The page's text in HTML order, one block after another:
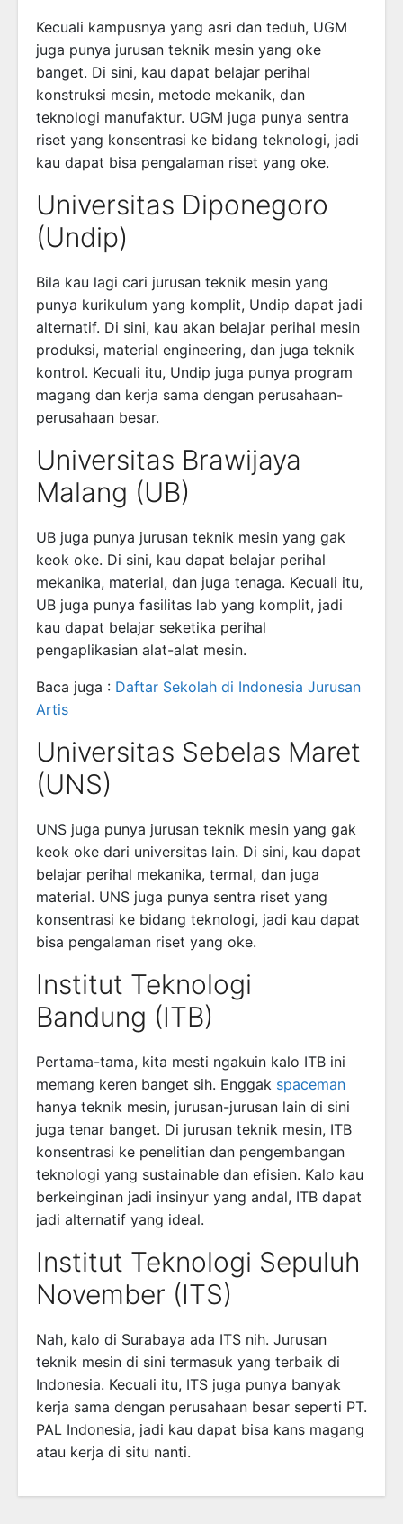
Kecuali kampusnya yang asri dan teduh, UGM
juga punya jurusan teknik mesin yang oke
banget. Di sini, kau dapat belajar perihal
konstruksi mesin, metode mekanik, dan
teknologi manufaktur. UGM juga punya sentra
riset yang konsentrasi ke bidang teknologi, jadi
kau dapat bisa pengalaman riset yang oke.
Universitas Diponegoro
(Undip)
Bila kau lagi cari jurusan teknik mesin yang
punya kurikulum yang komplit, Undip dapat jadi
alternatif. Di sini, kau akan belajar perihal mesin
produksi, material engineering, dan juga teknik
kontrol. Kecuali itu, Undip juga punya program
magang dan kerja sama dengan perusahaan-
perusahaan besar.
Universitas Brawijaya
Malang (UB)
UB juga punya jurusan teknik mesin yang gak
keok oke. Di sini, kau dapat belajar perihal
mekanika, material, dan juga tenaga. Kecuali itu,
UB juga punya fasilitas lab yang komplit, jadi
kau dapat belajar seketika perihal
pengaplikasian alat-alat mesin.
Baca juga : Daftar Sekolah di Indonesia Jurusan
Artis
Universitas Sebelas Maret
(UNS)
UNS juga punya jurusan teknik mesin yang gak
keok oke dari universitas lain. Di sini, kau dapat
belajar perihal mekanika, termal, dan juga
material. UNS juga punya sentra riset yang
konsentrasi ke bidang teknologi, jadi kau dapat
bisa pengalaman riset yang oke.
Institut Teknologi
Bandung (ITB)
Pertama-tama, kita mesti ngakuin kalo ITB ini
memang keren banget sih. Enggak spaceman
hanya teknik mesin, jurusan-jurusan lain di sini
juga tenar banget. Di jurusan teknik mesin, ITB
konsentrasi ke penelitian dan pengembangan
teknologi yang sustainable dan efisien. Kalo kau
berkeinginan jadi insinyur yang andal, ITB dapat
jadi alternatif yang ideal.
Institut Teknologi Sepuluh
November (ITS)
Nah, kalo di Surabaya ada ITS nih. Jurusan
teknik mesin di sini termasuk yang terbaik di
Indonesia. Kecuali itu, ITS juga punya banyak
kerja sama dengan perusahaan besar seperti PT.
PAL Indonesia, jadi kau dapat bisa kans magang
atau kerja di situ nanti.